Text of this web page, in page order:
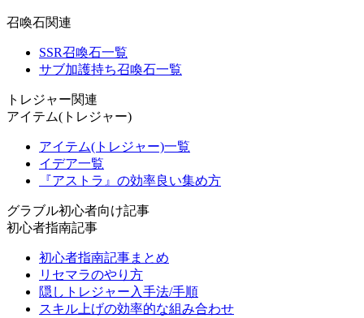
召喚石関連
SSR召喚石一覧
サブ加護持ち召喚石一覧
トレジャー関連
アイテム(トレジャー)
アイテム(トレジャー)一覧
イデア一覧
『アストラ』の効率良い集め方
グラブル初心者向け記事
初心者指南記事
初心者指南記事まとめ
リセマラのやり方
隠しトレジャー入手法/手順
スキル上げの効率的な組み合わせ